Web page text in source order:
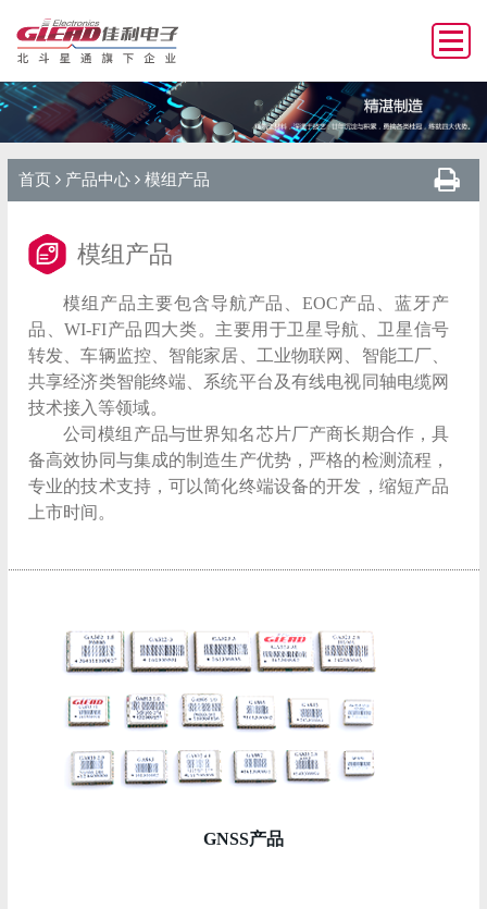
首页 产品中心 模组产品
模组产品
模组产品主要包含导航产品、EOC产品、蓝牙产
品、WI-FI产品四大类。主要用于卫星导航、卫星信号
转发、车辆监控、智能家居、工业物联网、智能工厂、
共享经济类智能终端、系统平台及有线电视同轴电缆网
技术接入等领域。
公司模组产品与世界知名芯片厂产商长期合作，具
备高效协同与集成的制造生产优势，严格的检测流程，
专业的技术支持，可以简化终端设备的开发，缩短产品
上市时间。
GNSS产品